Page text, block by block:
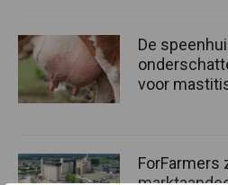
De
voor
ForFarmers